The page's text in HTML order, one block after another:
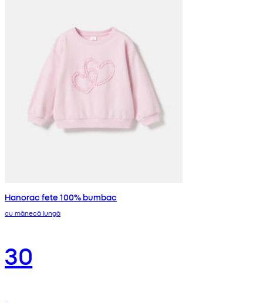
Hanorac fete 100% bumbac
cu mânecă lungă
30